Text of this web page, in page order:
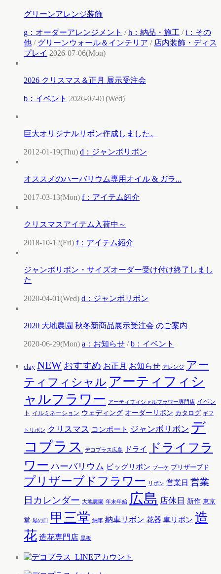
グリーンアレンジ装飾
g：オーダーアレンジメント /h：納品・施工 /i：その
他 / グリーンウォール＆インテリア / 店内装飾・ディス
プレイ 2026-07-06(Mon)
2026 クリスマス＆正月 展示受注会
b：イベント 2026-07-01(Wed)
巨大オリジナルリボン作成しました。
2012-01-19(Thu) d：ジャンボリボン
オススメのハーバリウム専用オイル & ガラ...
2017-03-13(Mon) f：アイテム紹介
クリスマスアイテム入荷中～
2018-10-12(Fri) f：アイテム紹介
ジャンボリボン・サイズオーダー受け付け終了しまし
た
2020-04-01(Wed) d：ジャンボリボン
2020 大地農園 秋冬新商品展示受注会 のご案内
2020-06-29(Mon) a：お知らせ /b：イベント
clay NEW おすすめ お正月 お知らせ アレンジ アー
ティフィシャル アーティフィシ
ャルフラワー
アーティフィシャルフラワー専門店 イベン
ト イルミネーション ウェディング オーダーリボン カタログ ギフ
トリボン クリスマス コンポート ジャンボリボン デ
コプラス
デコプラス広島 ドライ
ドライフラ
ワー ハーバリウム ビッグリボン ブーケ プリザーブド
プリザーブドフラワー リボン 営業日 営業
日カレンダー 大地農園 年末年始 広島 店休日 新作 東京
堂 母の日 甲三堂 納車 納車リボン 花器 車リボン 造
花 造花専門店 黒板